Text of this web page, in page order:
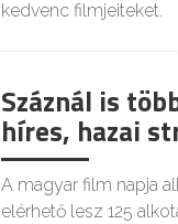
kedvenc filmjeiteket.
Száznál is
híres, hazai
A magyar film napja
elérhető lesz 125